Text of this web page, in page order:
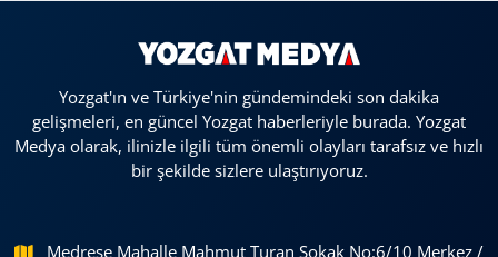
Yozgat'ın ve Türkiye'nin gündemindeki son dakika
gelişmeleri, en güncel Yozgat haberleriyle burada. Yozgat
Medya olarak, ilinizle ilgili tüm önemli olayları tarafsız ve hızlı
bir şekilde sizlere ulaştırıyoruz.
Medrese Mahalle Mahmut Turan Sokak No:6/10 Merkez /